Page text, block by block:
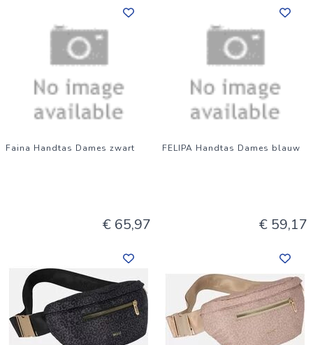
Faina Handtas Dames zwart
€ 65,97
FELIPA Handtas Dames blauw
€ 59,17